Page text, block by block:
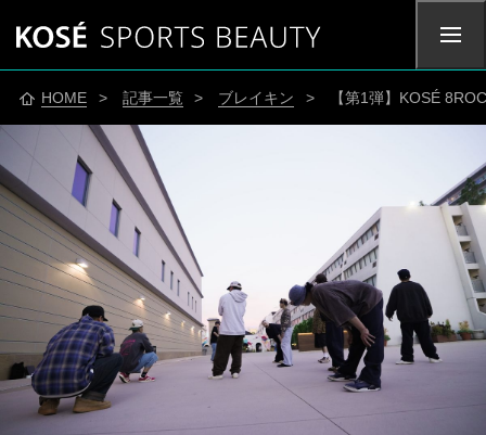
HOME > 記事一覧 > ブレイキン > 【第1弾】KOSÉ